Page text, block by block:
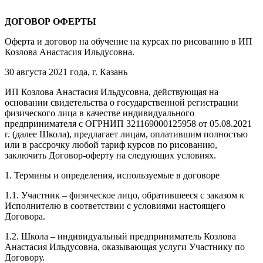
ДОГОВОР ОФЕРТЫ
Оферта и договор на обучение на курсах по рисованию в ИП
Козлова Анастасия Ильдусовна.
30 августа 2021 года, г. Казань
ИП Козлова Анастасия Ильдусовна, действующая на
основании свидетельства о государственной регистрации
физического лица в качестве индивидуального
предпринимателя с ОГРНИП 321169000125958 от 05.08.2021
г. (далее Школа), предлагает лицам, оплатившим полностью
или в рассрочку любой тариф курсов по рисованию,
заключить Договор-оферту на следующих условиях.
1. Термины и определения, используемые в договоре
1.1. Участник – физическое лицо, обратившееся с заказом к
Исполнителю в соответствии с условиями настоящего
Договора.
1.2. Школа – индивидуальный предприниматель Козлова
Анастасия Ильдусовна, оказывающая услуги Участнику по
Договору.